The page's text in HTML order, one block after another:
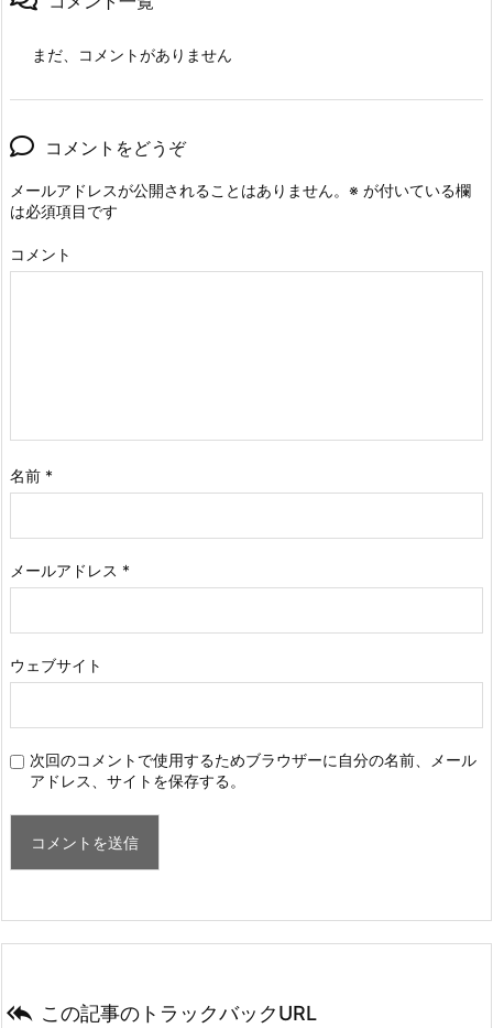
まだ、コメントがありません
コメントをどうぞ
メールアドレスが公開されることはありません。 ※ が付いている欄
は必須項目です
コメント
名前 *
メールアドレス *
ウェブサイト
次回のコメントで使用するためブラウザーに自分の名前、メール
アドレス、サイトを保存する。
 この記事のトラックバックURL